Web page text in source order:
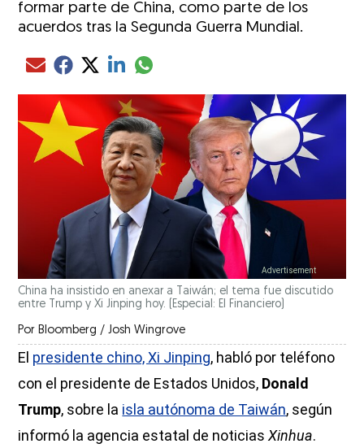
formar parte de China, como parte de los
acuerdos tras la Segunda Guerra Mundial.
Compartir el artículo actual mediante Email
Compartir el artículo actual mediante Facebook
Compartir el artículo actual mediante Twitter
Compartir el artículo actual mediante LinkedIn
Compartir el artículo actual mediante
China ha insistido en anexar a Taiwán; el tema fue discutido
entre Trump y Xi Jinping hoy.
(Especial: El Financiero)
Por Bloomberg / Josh Wingrove
El presidente chino, Xi Jinping, habló por teléfono
con el presidente de Estados Unidos, Donald
Trump, sobre la isla autónoma de Taiwán, según
informó la agencia estatal de noticiasXinhua.